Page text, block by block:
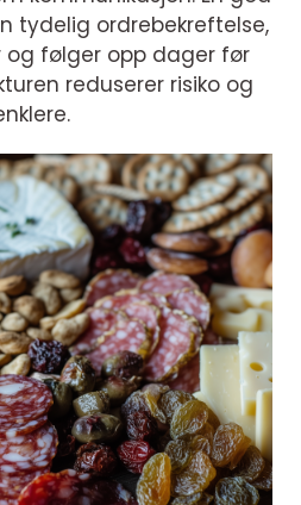
tydelig ordrebekreftelse,
og følger opp dager før
reduserer risiko og